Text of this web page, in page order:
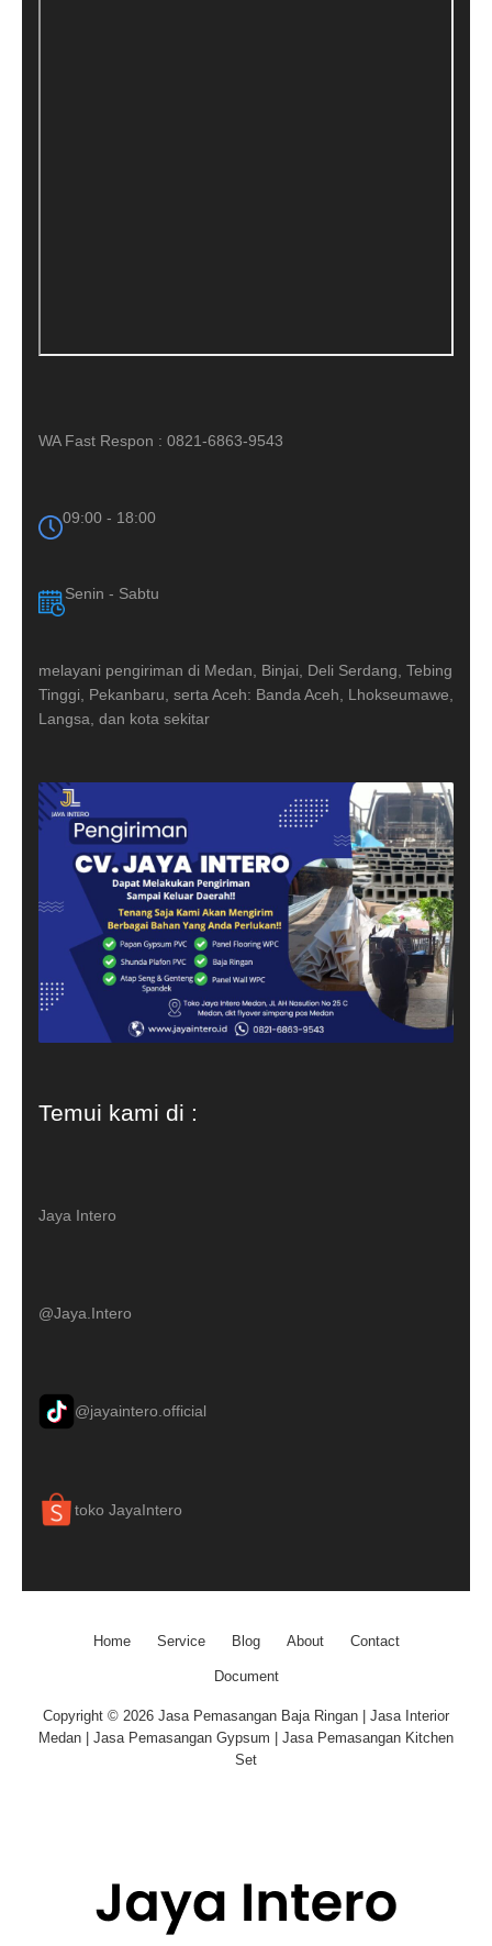
WA Fast Respon : 0821-6863-9543
09:00 - 18:00
Senin - Sabtu
melayani pengiriman di Medan, Binjai, Deli Serdang, Tebing
Tinggi, Pekanbaru, serta Aceh: Banda Aceh, Lhokseumawe,
Langsa, dan kota sekitar
Temui kami di :
Jaya Intero
@Jaya.Intero
@jayaintero.official
toko JayaIntero
Home Service Blog About Contact
Document
Copyright © 2026 Jasa Pemasangan Baja Ringan | Jasa Interior
Medan | Jasa Pemasangan Gypsum | Jasa Pemasangan Kitchen
Set